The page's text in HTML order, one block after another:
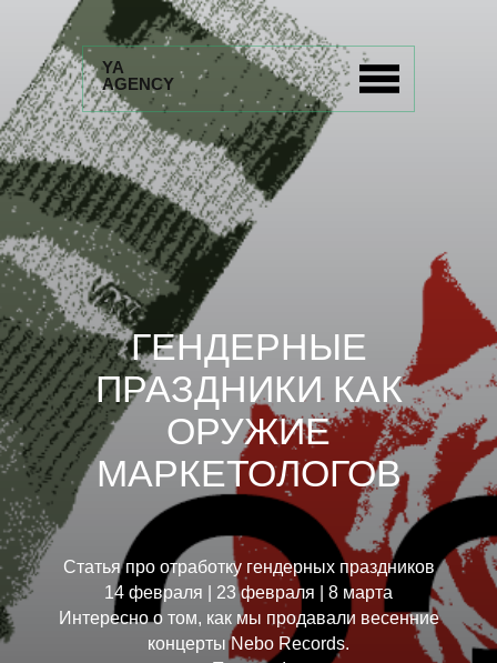
YA
AGENCY
ГЕНДЕРНЫЕ
ПРАЗДНИКИ КАК
ОРУЖИЕ
МАРКЕТОЛОГОВ
Статья про отработку гендерных праздников
14 февраля | 23 февраля | 8 марта
Интересно о том, как мы продавали весенние
концерты Nebo Records.